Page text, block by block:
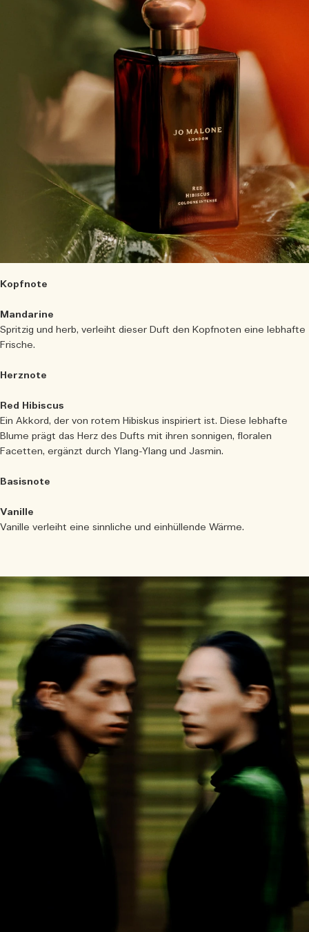
Kopfnote
Mandarine
Spritzig und herb, verleiht dieser Duft den Kopfnoten eine lebhafte
Frische.
Herznote
Red Hibiscus
Ein Akkord, der von rotem Hibiskus inspiriert ist. Diese lebhafte
Blume prägt das Herz des Dufts mit ihren sonnigen, floralen
Facetten, ergänzt durch Ylang-Ylang und Jasmin.
Basisnote
Vanille
Vanille verleiht eine sinnliche und einhüllende Wärme.